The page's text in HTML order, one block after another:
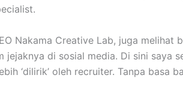
Nakama Creative Lab, juga melihat
di sosial media. Di sini saya
‘dilirik’ oleh recruiter. Tanpa basa